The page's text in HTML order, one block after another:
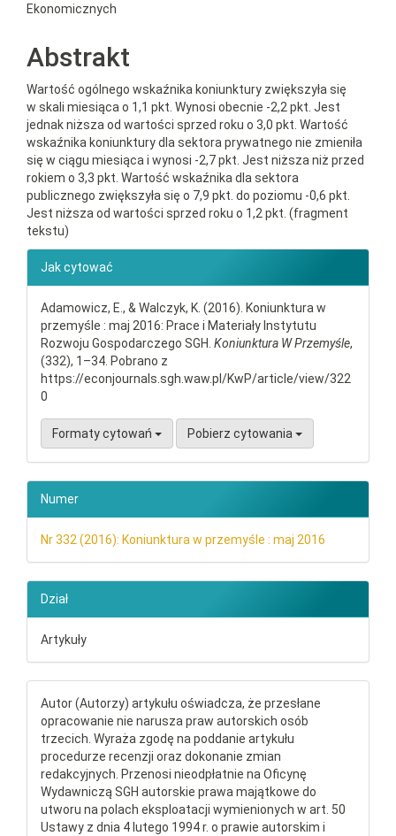
Ekonomicznych
Abstrakt
Wartość ogólnego wskaźnika koniunktury zwiększyła się
w skali miesiąca o 1,1 pkt. Wynosi obecnie -2,2 pkt. Jest
jednak niższa od wartości sprzed roku o 3,0 pkt. Wartość
wskaźnika koniunktury dla sektora prywatnego nie zmieniła
się w ciągu miesiąca i wynosi -2,7 pkt. Jest niższa niż przed
rokiem o 3,3 pkt. Wartość wskaźnika dla sektora
publicznego zwiększyła się o 7,9 pkt. do poziomu -0,6 pkt.
Jest niższa od wartości sprzed roku o 1,2 pkt. (fragment
tekstu)
Jak cytować
Adamowicz, E., & Walczyk, K. (2016). Koniunktura w
przemyśle : maj 2016: Prace i Materiały Instytutu
Rozwoju Gospodarczego SGH. Koniunktura W Przemyśle,
(332), 1–34. Pobrano z
https://econjournals.sgh.waw.pl/KwP/article/view/322
0
Formaty cytowań Pobierz cytowania
Numer
Nr 332 (2016): Koniunktura w przemyśle : maj 2016
Dział
Artykuły
Autor (Autorzy) artykułu oświadcza, że przesłane
opracowanie nie narusza praw autorskich osób
trzecich. Wyraża zgodę na poddanie artykułu
procedurze recenzji oraz dokonanie zmian
redakcyjnych. Przenosi nieodpłatnie na Oficynę
Wydawniczą SGH autorskie prawa majątkowe do
utworu na polach eksploatacji wymienionych w art. 50
Ustawy z dnia 4 lutego 1994 r. o prawie autorskim i